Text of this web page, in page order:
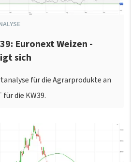
Euronext Weizen -
sich
für die Agrarprodukte an
die KW39.